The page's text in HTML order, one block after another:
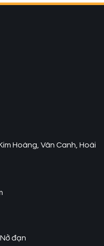
Hoàng, Vân Canh, Hoài
Nở đạn